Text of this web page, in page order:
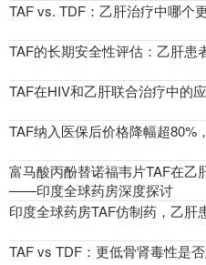
TAF vs. TDF：乙肝治疗中哪个
TAF的长期安全性评估：乙肝患
TAF在HIV和乙肝联合治疗中的
TAF纳入医保后价格降幅超80%
富马酸丙酚替诺福韦片TAF在乙
——印度全球药房深度探讨
印度全球药房TAF仿制药，乙肝
TAF vs TDF：更低骨肾毒性是